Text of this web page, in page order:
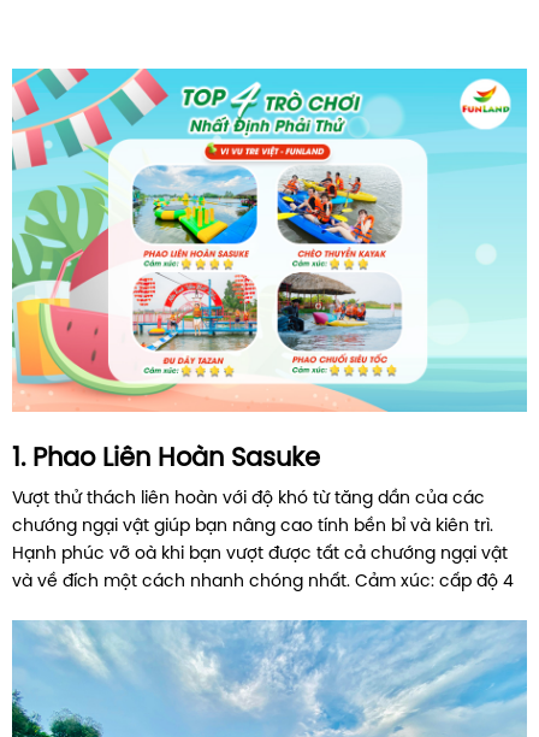
1. Phao Liên Hoàn Sasuke
Vượt thử thách liên hoàn với độ khó từ tăng dần của các
chướng ngại vật giúp bạn nâng cao tính bền bỉ và kiên trì.
Hạnh phúc vỡ oà khi bạn vượt được tất cả chướng ngại vật
và về đích một cách nhanh chóng nhất. Cảm xúc: cấp độ 4